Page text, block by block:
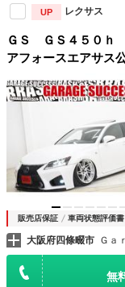
UP レクサス
ＧＳ ＧＳ４５０ｈ
アフォースエアサス
Ｔ３）２０インチ／
ルランプ／革シート
販売店保証 車両状態評価書
大阪府四條畷市
無